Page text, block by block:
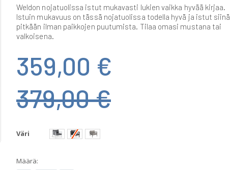
Weldon nojatuolissa istut mukavasti lukien vaikka hyvää kirjaa.
Istuin mukavuus on tässä nojatuolissa todella hyvä ja istut siinä
pitkään ilman paikkojen puutumista. Tilaa omasi mustana tai
valkoisena.
359,00 €
379,00 €
Väri
Määrä: